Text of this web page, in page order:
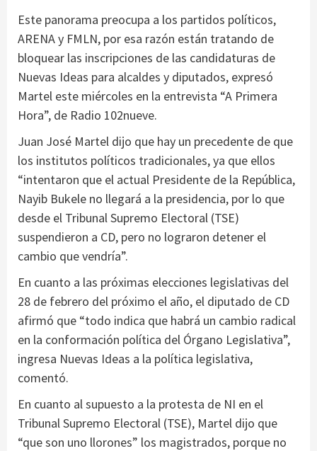
Este panorama preocupa a los partidos políticos,
ARENA y FMLN, por esa razón están tratando de
bloquear las inscripciones de las candidaturas de
Nuevas Ideas para alcaldes y diputados, expresó
Martel este miércoles en la entrevista “A Primera
Hora”, de Radio 102nueve.
Juan José Martel dijo que hay un precedente de que
los institutos políticos tradicionales, ya que ellos
“intentaron que el actual Presidente de la República,
Nayib Bukele no llegará a la presidencia, por lo que
desde el Tribunal Supremo Electoral (TSE)
suspendieron a CD, pero no lograron detener el
cambio que vendría”.
En cuanto a las próximas elecciones legislativas del
28 de febrero del próximo el año, el diputado de CD
afirmó que “todo indica que habrá un cambio radical
en la conformación política del Órgano Legislativa”,
ingresa Nuevas Ideas a la política legislativa,
comentó.
En cuanto al supuesto a la protesta de NI en el
Tribunal Supremo Electoral (TSE), Martel dijo que
“que son uno llorones” los magistrados, porque no